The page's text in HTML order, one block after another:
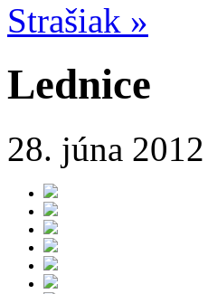
Strašiak »
Lednice
28. júna 2012